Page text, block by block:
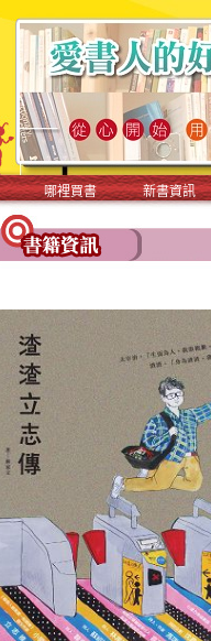
哪裡買書 新書資訊